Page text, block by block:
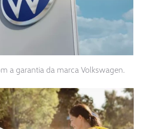
a garantia da marca Volkswagen.